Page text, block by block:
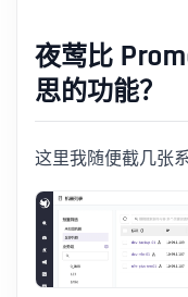
夜莺比
思的功能？
这里我随便截几张